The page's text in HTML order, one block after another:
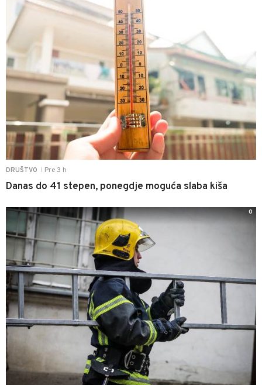
DRUŠTVO Pre 3 h
Danas do 41 stepen, ponegdje moguća slaba kiša
0